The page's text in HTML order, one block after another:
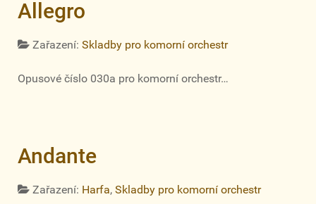
Allegro
Zařazení: Skladby pro komorní orchestr
Opusové číslo 030a pro komorní orchestr…
Andante
Zařazení: Harfa, Skladby pro komorní orchestr